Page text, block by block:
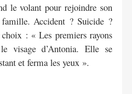
le volant pour rejoindre son
Accident ? Suicide ?
: « Les premiers rayons
visage d’Antonia. Elle se
et ferma les yeux ».